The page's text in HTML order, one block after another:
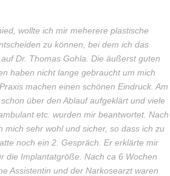
wollte ich mir meherere plastische
zu können, bei dem ich das
Dr. Thomas Gohla. Die äußerst guten
haben nicht lange gebraucht um mich
machen einen schönen Eindruck. Am
über den Ablauf aufgeklärt und viele
etc. wurden mir beantwortet. Nach
sehr wohl und sicher, so dass ich zu
noch ein 2. Gespräch. Er erklärte mir
die Implantatgröße. Nach ca 6 Wochen
Assistentin und der Narkosearzt waren